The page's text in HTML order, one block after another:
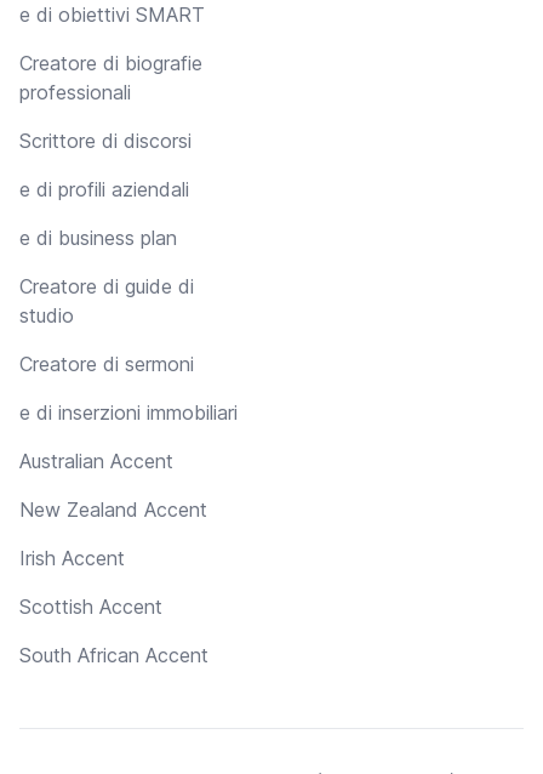
e di obiettivi SMART
Creatore di biografie
professionali
Scrittore di discorsi
e di profili aziendali
e di business plan
Creatore di guide di
studio
Creatore di sermoni
e di inserzioni immobiliari
Australian Accent
New Zealand Accent
Irish Accent
Scottish Accent
South African Accent